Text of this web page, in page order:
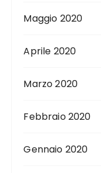
Maggio 2020
Aprile 2020
Marzo 2020
Febbraio 2020
Gennaio 2020